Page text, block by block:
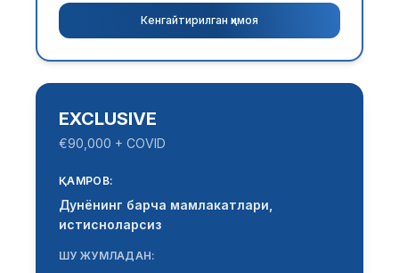
Кенгайтирилган ҳимоя
EXCLUSIVE
€90,000 + COVID
ҚАМРОВ:
Дунёнинг барча мамлакатлари,
истисноларсиз
ШУ ЖУМЛАДАН: